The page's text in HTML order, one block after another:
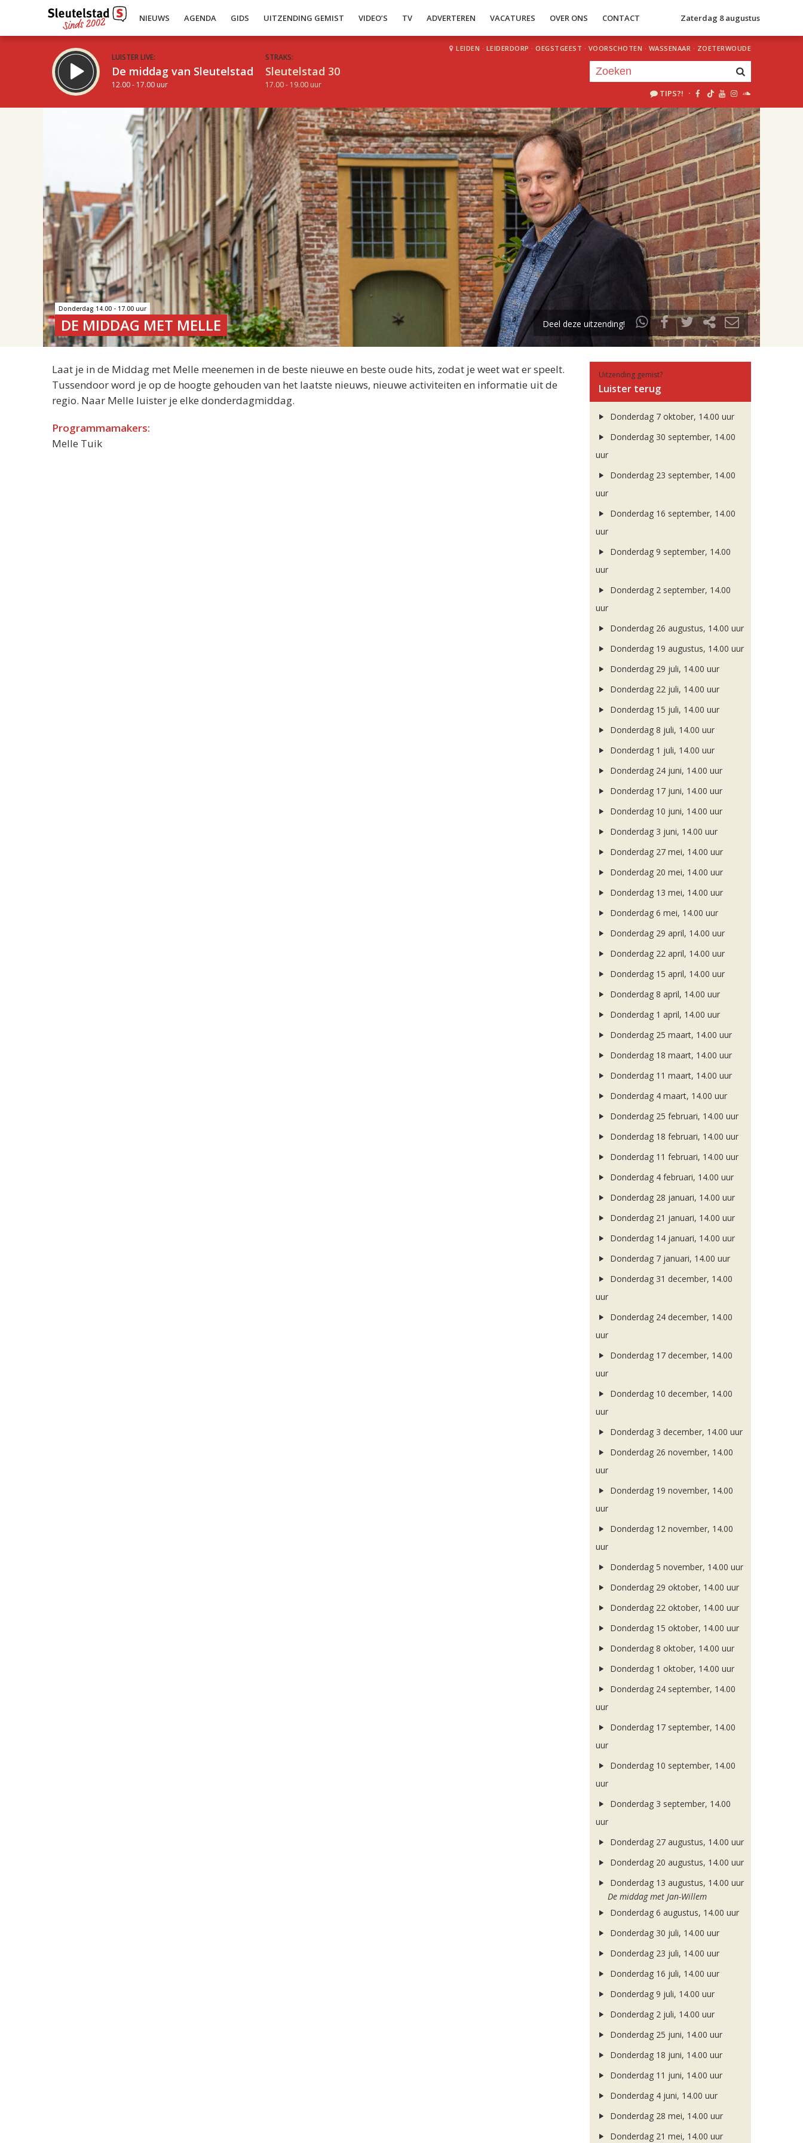
NIEUWS AGENDA GIDS UITZENDING GEMIST VIDEO’S TV ADVERTEREN VACATURES OVER ONS CONTACT Zaterdag 8 augustus
LUISTER LIVE:
De middag van Sleutelstad
12.00 - 17.00 uur
STRAKS:
Sleutelstad 30
17.00 - 19.00 uur
LEIDEN · LEIDERDORP · OEGSTGEEST · VOORSCHOTEN · WASSENAAR · ZOETERWOUDE
TIPS?! ·
15.00
Je luistert nu naar
uur 1 van 3
«Vorig uur Volgend uur»
Donderdag 14.00 - 17.00 uur
DE MIDDAG MET MELLE Deel deze uitzending!
Laat je in de Middag met Melle meenemen in de beste nieuwe en beste oude hits, zodat je weet wat er speelt.
Tussendoor word je op de hoogte gehouden van het laatste nieuws, nieuwe activiteiten en informatie uit de
regio. Naar Melle luister je elke donderdagmiddag.
Programmamakers:
Melle Tuik
Uitzending gemist?
Luister terug
Donderdag 7 oktober, 14.00 uur
Donderdag 30 september, 14.00
uur
Donderdag 23 september, 14.00
uur
Donderdag 16 september, 14.00
uur
Donderdag 9 september, 14.00
uur
Donderdag 2 september, 14.00
uur
Donderdag 26 augustus, 14.00 uur
Donderdag 19 augustus, 14.00 uur
Donderdag 29 juli, 14.00 uur
Donderdag 22 juli, 14.00 uur
Donderdag 15 juli, 14.00 uur
Donderdag 8 juli, 14.00 uur
Donderdag 1 juli, 14.00 uur
Donderdag 24 juni, 14.00 uur
Donderdag 17 juni, 14.00 uur
Donderdag 10 juni, 14.00 uur
Donderdag 3 juni, 14.00 uur
Donderdag 27 mei, 14.00 uur
Donderdag 20 mei, 14.00 uur
Donderdag 13 mei, 14.00 uur
Donderdag 6 mei, 14.00 uur
Donderdag 29 april, 14.00 uur
Donderdag 22 april, 14.00 uur
Donderdag 15 april, 14.00 uur
Donderdag 8 april, 14.00 uur
Donderdag 1 april, 14.00 uur
Donderdag 25 maart, 14.00 uur
Donderdag 18 maart, 14.00 uur
Donderdag 11 maart, 14.00 uur
Donderdag 4 maart, 14.00 uur
Donderdag 25 februari, 14.00 uur
Donderdag 18 februari, 14.00 uur
Donderdag 11 februari, 14.00 uur
Donderdag 4 februari, 14.00 uur
Donderdag 28 januari, 14.00 uur
Donderdag 21 januari, 14.00 uur
Donderdag 14 januari, 14.00 uur
Donderdag 7 januari, 14.00 uur
Donderdag 31 december, 14.00
uur
Donderdag 24 december, 14.00
uur
Donderdag 17 december, 14.00
uur
Donderdag 10 december, 14.00
uur
Donderdag 3 december, 14.00 uur
Donderdag 26 november, 14.00
uur
Donderdag 19 november, 14.00
uur
Donderdag 12 november, 14.00
uur
Donderdag 5 november, 14.00 uur
Donderdag 29 oktober, 14.00 uur
Donderdag 22 oktober, 14.00 uur
Donderdag 15 oktober, 14.00 uur
Donderdag 8 oktober, 14.00 uur
Donderdag 1 oktober, 14.00 uur
Donderdag 24 september, 14.00
uur
Donderdag 17 september, 14.00
uur
Donderdag 10 september, 14.00
uur
Donderdag 3 september, 14.00
uur
Donderdag 27 augustus, 14.00 uur
Donderdag 20 augustus, 14.00 uur
Donderdag 13 augustus, 14.00 uur
De middag met Jan-Willem
Donderdag 6 augustus, 14.00 uur
Donderdag 30 juli, 14.00 uur
Donderdag 23 juli, 14.00 uur
Donderdag 16 juli, 14.00 uur
Donderdag 9 juli, 14.00 uur
Donderdag 2 juli, 14.00 uur
Donderdag 25 juni, 14.00 uur
Donderdag 18 juni, 14.00 uur
Donderdag 11 juni, 14.00 uur
Donderdag 4 juni, 14.00 uur
Donderdag 28 mei, 14.00 uur
Donderdag 21 mei, 14.00 uur